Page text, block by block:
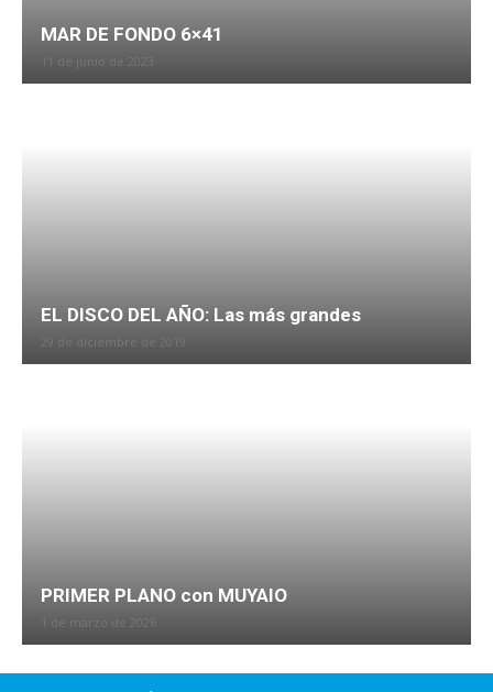
MAR DE FONDO 6×41
11 de junio de 2023
EL DISCO DEL AÑO: Las más grandes
29 de diciembre de 2019
PRIMER PLANO con MUYAIO
1 de marzo de 2026